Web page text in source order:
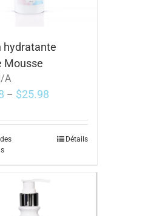
hydratante
Mousse
A
– $25.98
Détails